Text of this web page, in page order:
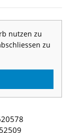
nutzen zu
zu